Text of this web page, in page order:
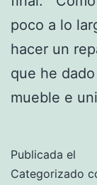
poco a lo
hacer un
que he
mueble e
Publicada el
Categorizado